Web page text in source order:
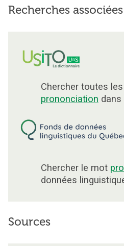
Recherches associées
Chercher toutes
prononciation dans
Chercher le mot
données
Sources